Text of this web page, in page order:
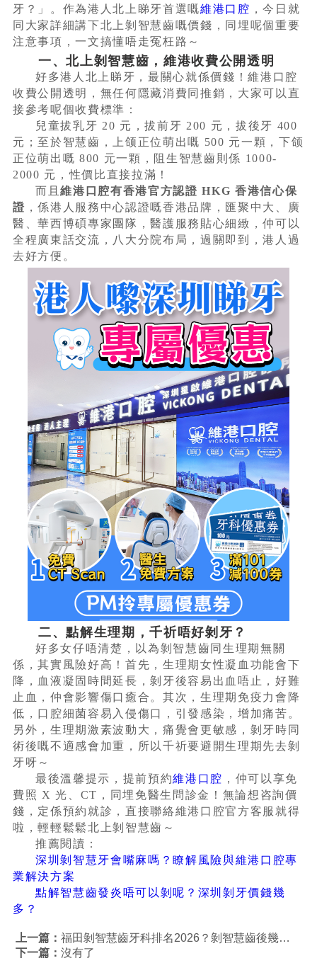
牙？」。作為港人北上睇牙首選嘅維港口腔 ，今日就
同大家詳細講下北上剝智慧齒嘅價錢，同埋呢個重要
注意事項，一文搞懂唔走冤枉路～
一、北上剝智慧齒，維港收費公開透明
好多港人北上睇牙，最關心就係價錢！維港口腔
收費公開透明，無任何隱藏消費同推銷，大家可以直
接參考呢個收費標準：
兒童拔乳牙 20 元，拔前牙 200 元，拔後牙 400
元；至於智慧齒，上颌正位萌出嘅 500 元一顆，下颌
正位萌出嘅 800 元一顆，阻生智慧齒則係 1000-
2000 元，性價比直接拉滿！
而且維港口腔有香港官方認證 HKG 香港信心保
證 ，係港人服務中心認證嘅香港品牌，匯聚中大、廣
醫、華西博碩專家團隊，醫護服務貼心細緻，仲可以
全程廣東話交流，八大分院布局，過關即到，港人過
去好方便。
二、點解生理期，千祈唔好剝牙？
好多女仔唔清楚，以為剝智慧齒同生理期無關
係，其實風險好高！首先，生理期女性凝血功能會下
降，血液凝固時間延長，剝牙後容易出血唔止，好難
止血，仲會影響傷口癒合。其次，生理期免疫力會降
低，口腔細菌容易入侵傷口，引發感染，增加痛苦。
另外，生理期激素波動大，痛覺會更敏感，剝牙時同
術後嘅不適感會加重，所以千祈要避開生理期先去剝
牙呀～
最後溫馨提示，提前預約維港口腔 ，仲可以享免
費照 X 光、CT，同埋免醫生問診金！無論想咨詢價
錢，定係預約就診，直接聯絡維港口腔官方客服就得
啦，輕輕鬆鬆北上剝智慧齒～
推薦閱讀：
深圳剝智慧牙會嘴麻嗎？瞭解風險與維港口腔專
業解決方案
點解智慧齒發炎唔可以剝呢？深圳剝牙價錢幾
多？
上一篇：福田剝智慧齒牙科排名2026？剝智慧齒後幾時可以刷牙？
下一篇：沒有了